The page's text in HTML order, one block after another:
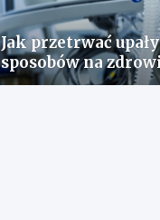
Jak przetrwać
sposobów na